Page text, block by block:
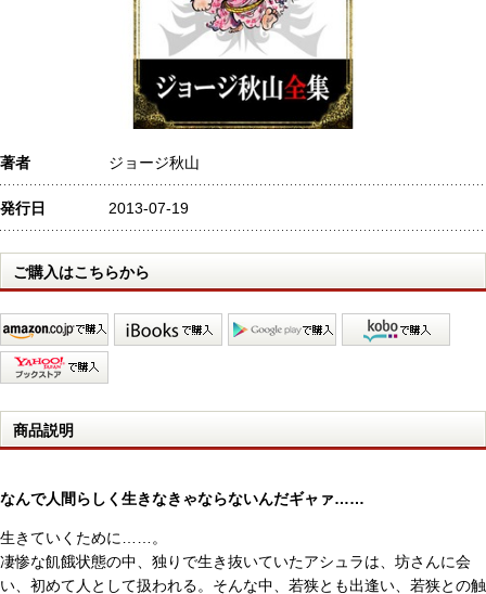
著者 ジョージ秋山
発行日 2013-07-19
ご購入はこちらから
商品説明
なんで人間らしく生きなきゃならないんだギャァ……
生きていくために……。
凄惨な飢餓状態の中、独りで生き抜いていたアシュラは、坊さんに会
い、初めて人として扱われる。そんな中、若狭とも出逢い、若狭との触